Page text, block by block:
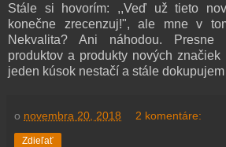
Stále si hovorím: ,,Veď už tieto
konečne zrecenzuj!", ale mne v
Nekvalita? Ani náhodou. Presne
produktov a produkty nových
jeden kúsok nestačí a stále
o novembra 20, 2018 2 komentáre:
Zdieľať